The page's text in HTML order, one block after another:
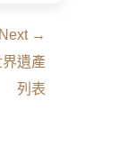
Next →
遺產
列表